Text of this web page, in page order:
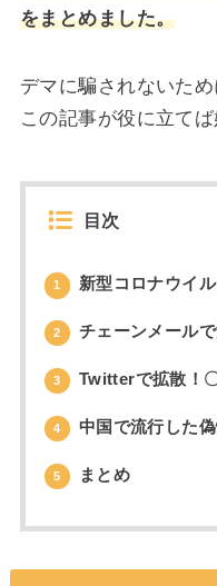
をまとめました。
デマに騙されないた
この記事が役に立てば
目次
1 新型コロナウイ
2 チェーンメール
3 Twitterで拡散！
4 中国で流行した
5 まとめ